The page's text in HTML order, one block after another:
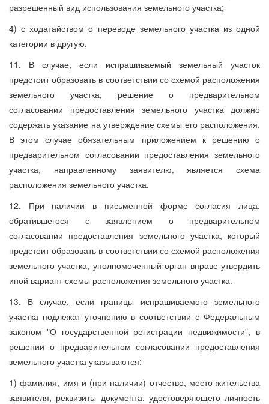
разрешенный вид использования земельного участка;
4) с ходатайством о переводе земельного участка из одной
категории в другую.
11. В случае, если испрашиваемый земельный участок
предстоит образовать в соответствии со схемой расположения
земельного участка, решение о предварительном
согласовании предоставления земельного участка должно
содержать указание на утверждение схемы его расположения.
В этом случае обязательным приложением к решению о
предварительном согласовании предоставления земельного
участка, направленному заявителю, является схема
расположения земельного участка.
12. При наличии в письменной форме согласия лица,
обратившегося с заявлением о предварительном
согласовании предоставления земельного участка, который
предстоит образовать в соответствии со схемой расположения
земельного участка, уполномоченный орган вправе утвердить
иной вариант схемы расположения земельного участка.
13. В случае, если границы испрашиваемого земельного
участка подлежат уточнению в соответствии с Федеральным
законом "О государственной регистрации недвижимости", в
решении о предварительном согласовании предоставления
земельного участка указываются:
1) фамилия, имя и (при наличии) отчество, место жительства
заявителя, реквизиты документа, удостоверяющего личность